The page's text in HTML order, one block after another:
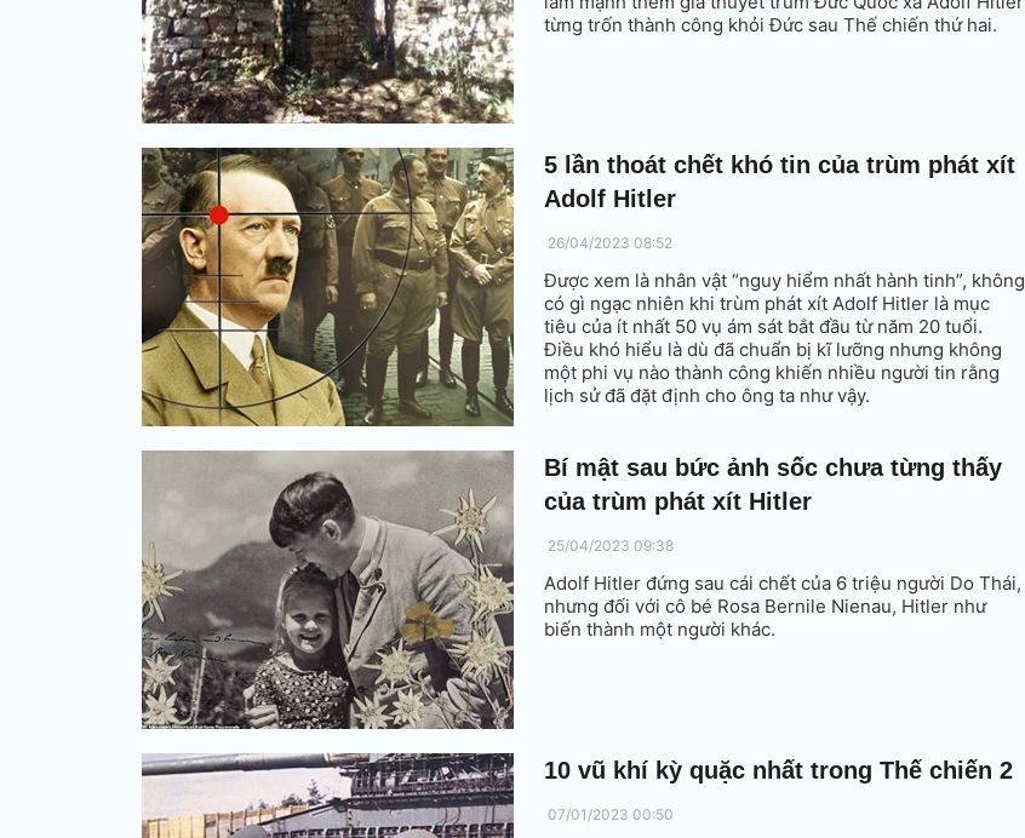
từng trốn thành công khỏi Đức sau Thế chiến thứ hai.
5 lần thoát chết khó tin của trùm phát xít
Adolf Hitler
26/04/2023 08:52
Được xem là nhân vật “nguy hiểm nhất hành tinh”, không
có gì ngạc nhiên khi trùm phát xít Adolf Hitler là mục
tiêu của ít nhất 50 vụ ám sát bắt đầu từ năm 20 tuổi.
Điều khó hiểu là dù đã chuẩn bị kĩ lưỡng nhưng không
một phi vụ nào thành công khiến nhiều người tin rằng
lịch sử đã đặt định cho ông ta như vậy.
Bí mật sau bức ảnh sốc chưa từng thấy
của trùm phát xít Hitler
25/04/2023 09:38
Adolf Hitler đứng sau cái chết của 6 triệu người Do Thái,
nhưng đối với cô bé Rosa Bernile Nienau, Hitler như
biến thành một người khác.
10 vũ khí kỳ quặc nhất trong Thế chiến 2
07/01/2023 00:50